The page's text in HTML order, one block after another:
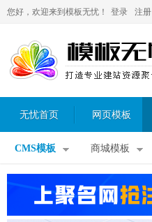
您好，欢迎来到模板无忧！ 登录 注册
无忧首页 网页模板
CMS模板 商城模板